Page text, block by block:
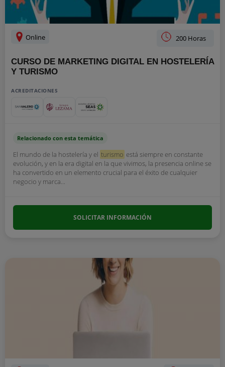
Online 200 Horas
CURSO DE MARKETING DIGITAL EN HOSTELERÍA
Y TURISMO
ACREDITACIONES
Relacionado con esta temática
El mundo de la hostelería y el turismo está siempre en constante
evolución, y en la era digital en la que vivimos, la presencia online se
ha convertido en un elemento crucial para el éxito de cualquier
negocio y marca...
SOLICITAR INFORMACIÓN